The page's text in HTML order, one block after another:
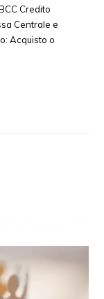
Credito
Centrale e
Acquisto o